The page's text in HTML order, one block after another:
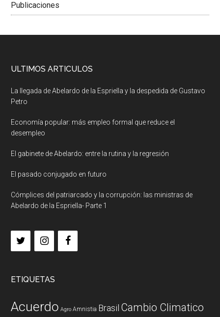
Publicaciones
ULTIMOS ARTICULOS
La llegada de Abelardo de la Espriella y la despedida de Gustavo
Petro
Economía popular: más empleo formal que reduce el
desempleo
El gabinete de Abelardo: entre la rutina y la regresión
El pasado conjugado en futuro
Cómplices del patriarcado y la corrupción: las ministras de
Abelardo de la Espriella- Parte 1
ETIQUETAS
Acuerdo Agro Amnistia Brasil Cambio Climatico